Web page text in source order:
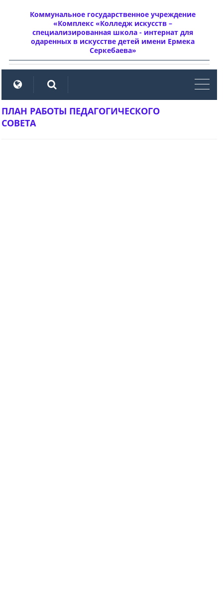
Коммунальное государственное учреждение
«Комплекс «Колледж искусств –
специализированная школа - интернат для
одаренных в искусстве детей имени Ермека
Серкебаева»
ПЛАН РАБОТЫ ПЕДАГОГИЧЕСКОГО
СОВЕТА